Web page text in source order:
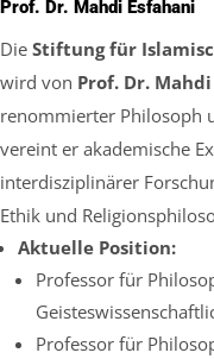
Prof. Dr. Mahdi Esfahani
Die Stiftung für
wird von Prof. Dr.
renommierter Philosoph
vereint er akademische
interdisziplinärer
Ethik und
Aktuelle Position:
Professor für
Professor für